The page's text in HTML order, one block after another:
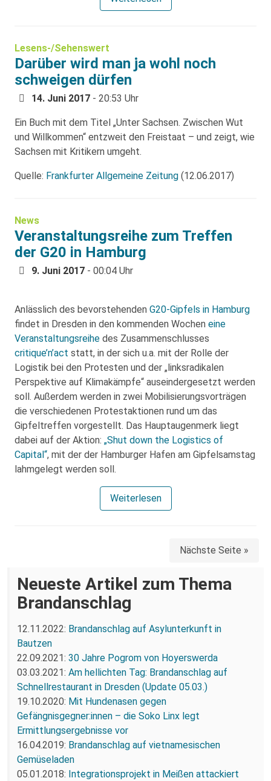
Lesens-/Sehenswert
Darüber wird man ja wohl noch
schweigen dürfen
14. Juni 2017 - 20:53 Uhr
Ein Buch mit dem Titel „Unter Sachsen. Zwischen Wut
und Willkommen“ entzweit den Freistaat – und zeigt, wie
Sachsen mit Kritikern umgeht.
Quelle: Frankfurter Allgemeine Zeitung (12.06.2017)
News
Veranstaltungsreihe zum Treffen
der G20 in Hamburg
9. Juni 2017 - 00:04 Uhr
Anlässlich des bevorstehenden G20-Gipfels in Hamburg
findet in Dresden in den kommenden Wochen eine
Veranstaltungsreihe des Zusammenschlusses
critique’n’act statt, in der sich u.a. mit der Rolle der
Logistik bei den Protesten und der „linksradikalen
Perspektive auf Klimakämpfe“ auseindergesetzt werden
soll. Außerdem werden in zwei Mobilisierungsvorträgen
die verschiedenen Protestaktionen rund um das
Gipfeltreffen vorgestellt. Das Hauptaugenmerk liegt
dabei auf der Aktion: „Shut down the Logistics of
Capital“, mit der der Hamburger Hafen am Gipfelsamstag
lahmgelegt werden soll.
Weiterlesen
Nächste Seite »
Neueste Artikel zum Thema
Brandanschlag
12.11.2022: Brandanschlag auf Asylunterkunft in
Bautzen
22.09.2021: 30 Jahre Pogrom von Hoyerswerda
03.03.2021: Am hellichten Tag: Brandanschlag auf
Schnellrestaurant in Dresden (Update 05.03.)
19.10.2020: Mit Hundenasen gegen
Gefängnisgegner:innen – die Soko Linx legt
Ermittlungsergebnisse vor
16.04.2019: Brandanschlag auf vietnamesischen
Gemüseladen
05.01.2018: Integrationsprojekt in Meißen attackiert